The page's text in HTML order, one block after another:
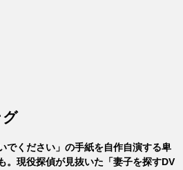
でください」の手紙を自作自演する卑
。現役探偵が見抜いた「妻子を探すDV